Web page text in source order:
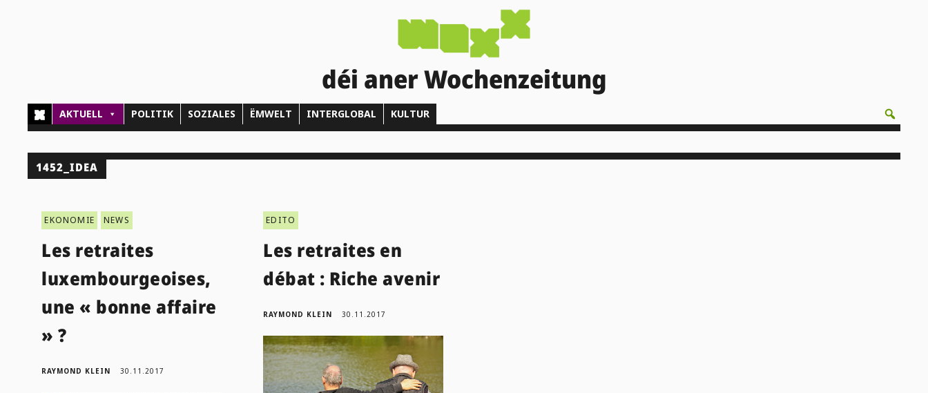
déi aner Wochenzeitung
AKTUELL POLITIK SOZIALES ËMWELT INTERGLOBAL KULTUR
1452_IDEA
EKONOMIE NEWS
Les retraites
luxembourgeoises,
une « bonne affaire
» ?
RAYMOND KLEIN 30.11.2017
EDITO
Les retraites en
débat : Riche avenir
RAYMOND KLEIN 30.11.2017